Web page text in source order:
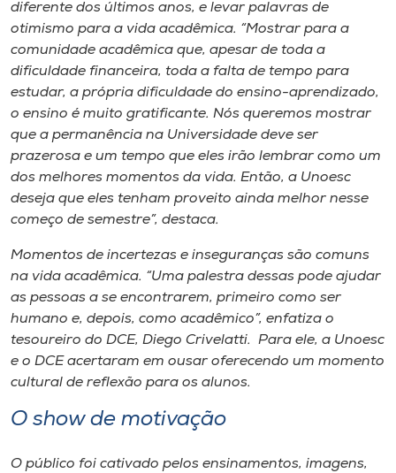
Unoesc
Store
o idioma
A+
diferente dos últimos anos, e levar palavras de
otimismo para a vida acadêmica. “Mostrar para a
comunidade acadêmica que, apesar de toda a
dificuldade financeira, toda a falta de tempo para
estudar, a própria dificuldade do ensino-aprendizado,
o ensino é muito gratificante. Nós queremos mostrar
que a permanência na Universidade deve ser
prazerosa e um tempo que eles irão lembrar como um
dos melhores momentos da vida. Então, a Unoesc
deseja que eles tenham proveito ainda melhor nesse
começo de semestre”, destaca.
Momentos de incertezas e inseguranças são comuns
na vida acadêmica. “Uma palestra dessas pode ajudar
as pessoas a se encontrarem, primeiro como ser
humano e, depois, como acadêmico”, enfatiza o
tesoureiro do DCE, Diego Crivelatti. Para ele, a Unoesc
e o DCE acertaram em ousar oferecendo um momento
cultural de reflexão para os alunos.
O show de motivação
O público foi cativado pelos ensinamentos, imagens,